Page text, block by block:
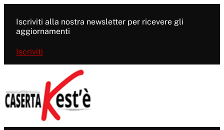
contenuto
Iscriviti alla nostra newsletter per ricevere gli
aggiornamenti
Iscriviti